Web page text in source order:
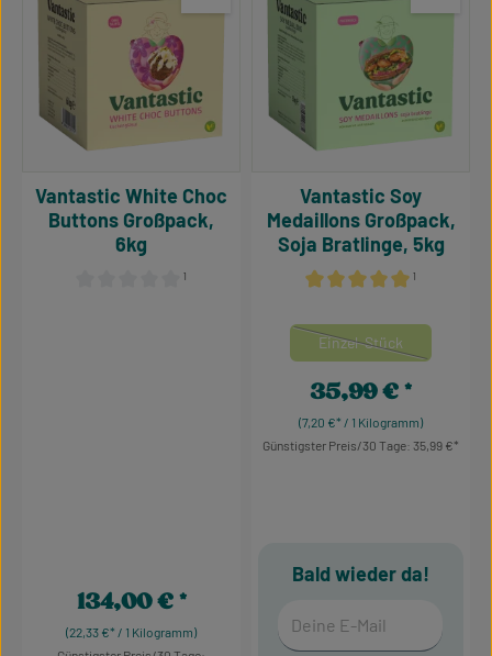
¹
Vantastic White Choc
Buttons Großpack,
6kg
(22,33 €* / 1 Kilogramm)
Regulärer Preis:
134,00 €
¹
Vantastic Soy
Medaillons Großpack,
Soja Bratlinge, 5kg
Mengeneinheiten auswählen
Einzel-Stück
(Diese Option ist
(7,20 €* / 1 Kilogramm)
Regulärer Preis:
35,99 €
Günstigster Preis/30 Tage: 35,99 €
Bald wieder da!